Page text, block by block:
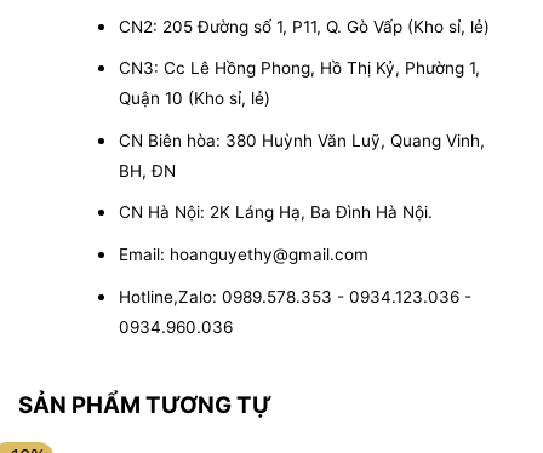
CN2: 205 Đường số 1, P11, Q. Gò Vấp (Kho sỉ, lẻ)
CN3: Cc Lê Hồng Phong, Hồ Thị Kỷ, Phường 1,
Quận 10 (Kho sỉ, lẻ)
CN Biên hòa: 380 Huỳnh Văn Luỹ, Quang Vinh,
BH, ĐN
CN Hà Nội: 2K Láng Hạ, Ba Đình Hà Nội.
Email: hoanguyethy@gmail.com
Hotline,Zalo: 0989.578.353 - 0934.123.036 -
0934.960.036
SẢN PHẨM TƯƠNG TỰ